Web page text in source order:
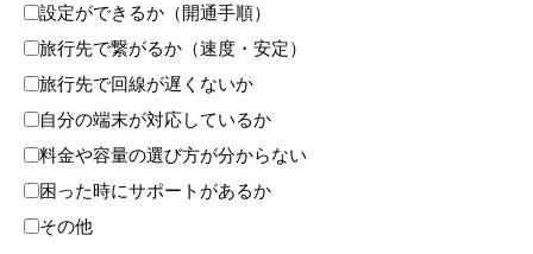
設定ができるか（開通手順）
旅行先で繋がるか（速度・安定）
旅行先で回線が遅くないか
自分の端末が対応しているか
料金や容量の選び方が分からない
困った時にサポートがあるか
その他